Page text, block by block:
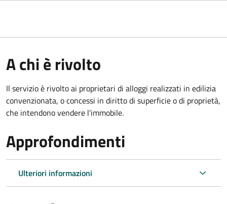
A chi è rivolto
Il servizio è rivolto ai proprietari di alloggi realizzati in edilizia
convenzionata, o concessi in diritto di superficie o di proprietà,
che intendono vendere l'immobile.
Approfondimenti
Ulteriori informazioni